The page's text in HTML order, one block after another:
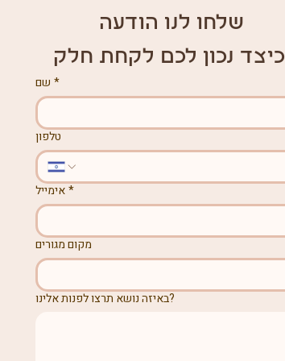
שלחו לנו הודעה
כיצד נכון לכם לקחת חלק
שם *
טלפון
אימייל*
מקום מגורים
באיזה נושא תרצו לפנות אלינו?